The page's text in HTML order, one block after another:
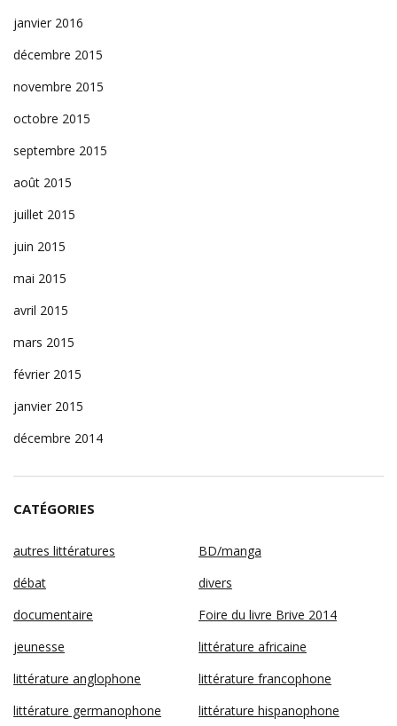
janvier 2016
décembre 2015
novembre 2015
octobre 2015
septembre 2015
août 2015
juillet 2015
juin 2015
mai 2015
avril 2015
mars 2015
février 2015
janvier 2015
décembre 2014
CATÉGORIES
autres littératures
BD/manga
débat
divers
documentaire
Foire du livre Brive 2014
jeunesse
littérature africaine
littérature anglophone
littérature francophone
littérature germanophone
littérature hispanophone